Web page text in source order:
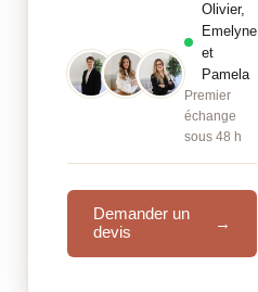
Olivier,
Emelyne
et
Pamela
Premier
échange
sous 48 h
Demander un
devis
→